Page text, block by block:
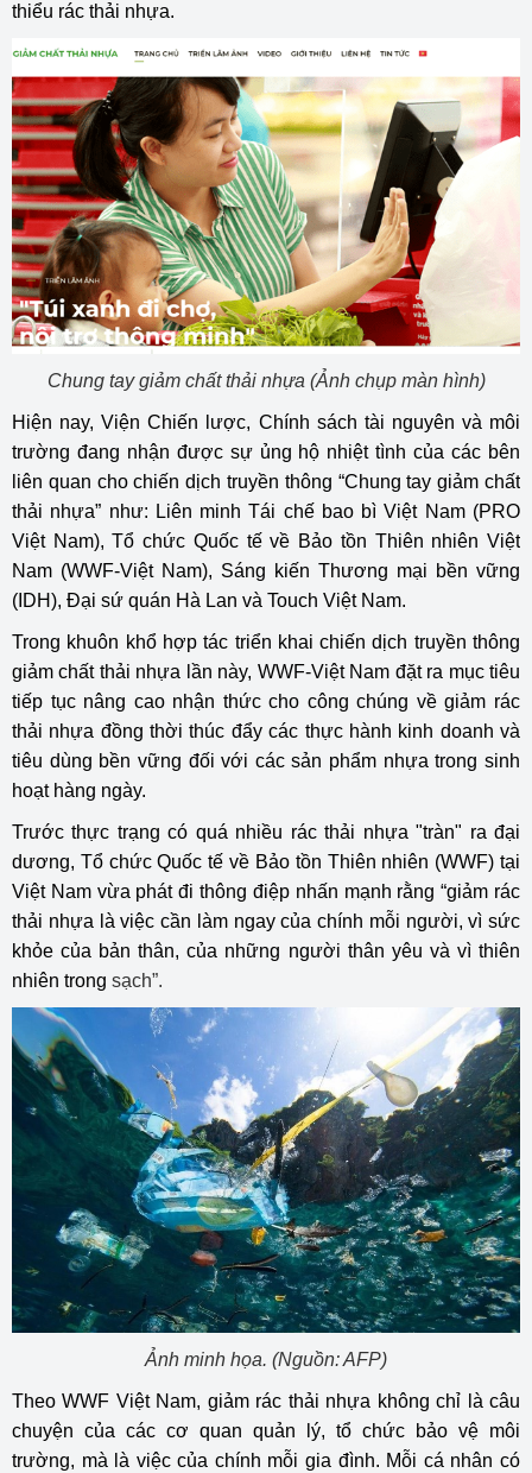
thiểu rác thải nhựa.
Chung tay giảm chất thải nhựa (Ảnh chụp màn hình)
Hiện nay, Viện Chiến lược, Chính sách tài nguyên và môi
trường đang nhận được sự ủng hộ nhiệt tình của các bên
liên quan cho chiến dịch truyền thông “Chung tay giảm chất
thải nhựa” như: Liên minh Tái chế bao bì Việt Nam (PRO
Việt Nam), Tổ chức Quốc tế về Bảo tồn Thiên nhiên Việt
Nam (WWF-Việt Nam), Sáng kiến Thương mại bền vững
(IDH), Đại sứ quán Hà Lan và Touch Việt Nam.
Trong khuôn khổ hợp tác triển khai chiến dịch truyền thông
giảm chất thải nhựa lần này, WWF-Việt Nam đặt ra mục tiêu
tiếp tục nâng cao nhận thức cho công chúng về giảm rác
thải nhựa đồng thời thúc đẩy các thực hành kinh doanh và
tiêu dùng bền vững đối với các sản phẩm nhựa trong sinh
hoạt hàng ngày.
Trước thực trạng có quá nhiều rác thải nhựa "tràn" ra đại
dương, Tổ chức Quốc tế về Bảo tồn Thiên nhiên (WWF) tại
Việt Nam vừa phát đi thông điệp nhấn mạnh rằng “giảm rác
thải nhựa là việc cần làm ngay của chính mỗi người, vì sức
khỏe của bản thân, của những người thân yêu và vì thiên
nhiên trong sạch”.
Ảnh minh họa. (Nguồn: AFP)
Theo WWF Việt Nam, giảm rác thải nhựa không chỉ là câu
chuyện của các cơ quan quản lý, tổ chức bảo vệ môi
trường, mà là việc của chính mỗi gia đình. Mỗi cá nhân có